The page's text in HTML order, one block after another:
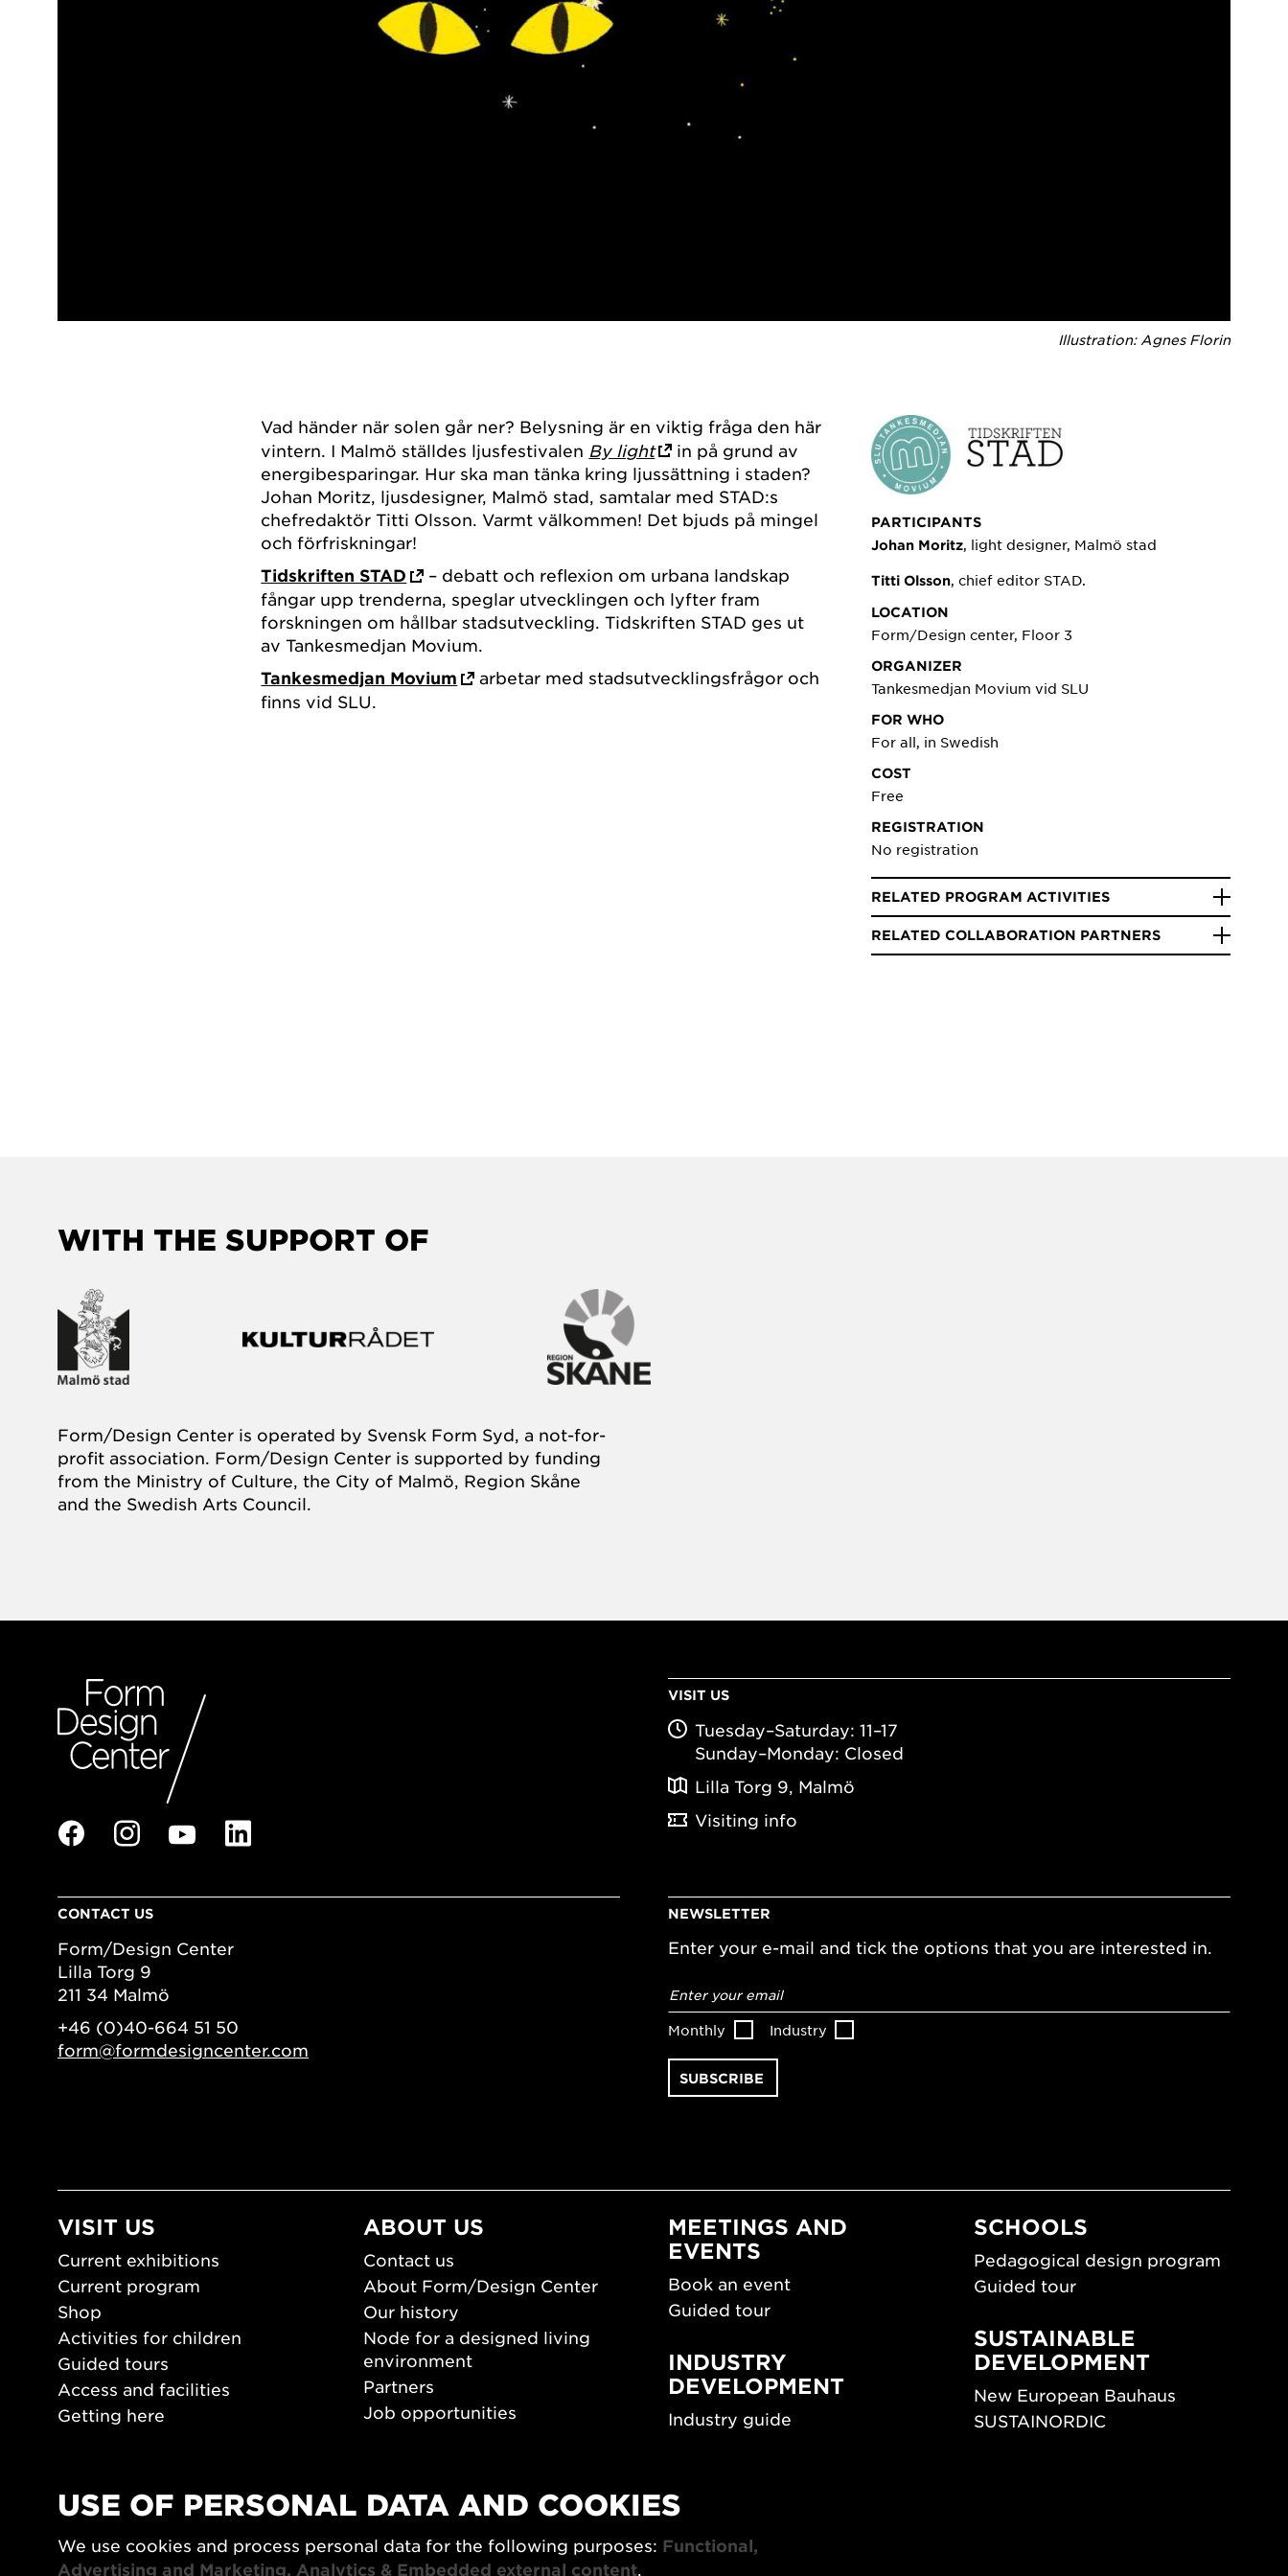
Illustration: Agnes Florin
Vad händer när solen går ner? Belysning är en viktig fråga den här
vintern. I Malmö ställdes ljusfestivalen By light
in på grund av
energibesparingar. Hur ska man tänka kring ljussättning i staden?
Johan Moritz, ljusdesigner, Malmö stad, samtalar med STAD:s
chefredaktör Titti Olsson. Varmt välkommen! Det bjuds på mingel
och förfriskningar!
Tidskriften STAD
– debatt och reflexion om urbana landskap
fångar upp trenderna, speglar utvecklingen och lyfter fram
forskningen om hållbar stadsutveckling. Tidskriften STAD ges ut
av Tankesmedjan Movium.
Tankesmedjan Movium
arbetar med stadsutvecklingsfrågor och
finns vid SLU.
PARTICIPANTS
Johan Moritz, light designer, Malmö stad
Titti Olsson, chief editor STAD.
LOCATION
Form/Design center, Floor 3
ORGANIZER
Tankesmedjan Movium vid SLU
FOR WHO
For all, in Swedish
COST
Free
REGISTRATION
No registration
RELATED PROGRAM ACTIVITIES
RELATED COLLABORATION PARTNERS
WITH THE SUPPORT OF
Form/Design Center is operated by Svensk Form Syd, a not-for-
profit association. Form/Design Center is supported by funding
from the Ministry of Culture, the City of Malmö, Region Skåne
and the Swedish Arts Council.
VISIT US
Tuesday–Saturday: 11–17
Sunday–Monday: Closed
Lilla Torg 9, Malmö
Visiting info
CONTACT US
Form/Design Center
Lilla Torg 9
211 34 Malmö
+46 (0)40-664 51 50
form@formdesigncenter.com
NEWSLETTER
Enter your e-mail and tick the options that you are interested in.
address*
Monthly Industry
VISIT US
Current exhibitions
Current program
Shop
Activities for children
Guided tours
Access and facilities
Getting here
ABOUT US
Contact us
About Form/Design Center
Our history
Node for a designed living
environment
Partners
Job opportunities
PLAY
Video archive
MEETINGS AND
EVENTS
Book an event
Guided tour
INDUSTRY
DEVELOPMENT
Industry guide
Days
SPOK
The Architecture Days
SCHOOLS
Pedagogical design program
Guided tour
SUSTAINABLE
DEVELOPMENT
New European Bauhaus
SUSTAINORDIC
USE OF PERSONAL DATA AND COOKIES
We use cookies and process personal data for the following purposes: Functional,
Advertising and Marketing, Analytics & Embedded external content.